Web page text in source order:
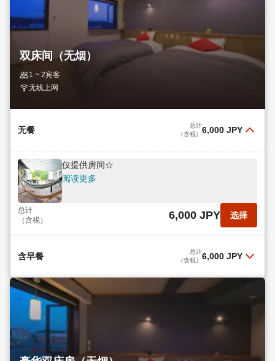
双床间（无烟）
1 ~ 2宾客
无线上网
无餐
总计
（含税） 6,000 JPY
仅提供房间☆
阅读更多
总计
（含税）
6,000 JPY 选择
含早餐
总计
（含税） 6,000 JPY
含简餐
阅读更多
总计
（含税）